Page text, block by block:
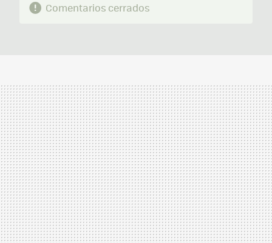
Comentarios cerrados